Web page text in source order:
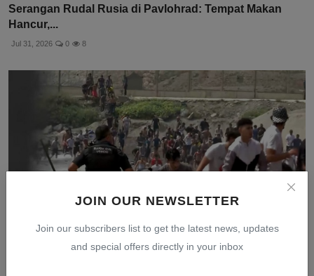
JOIN OUR NEWSLETTER
Join our subscribers list to get the latest news, updates
and special offers directly in your inbox
Serangan Rudal Rusia di Pavlohrad: Tempat Makan
Hancur,...
Jul 31, 2026 0 8